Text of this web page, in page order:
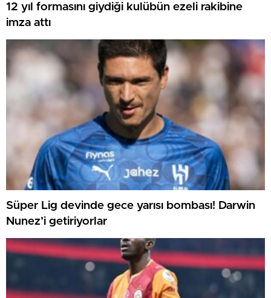
12 yıl formasını giydiği kulübün ezeli rakibine
imza attı
Süper Lig devinde gece yarısı bombası! Darwin
Nunez’i getiriyorlar